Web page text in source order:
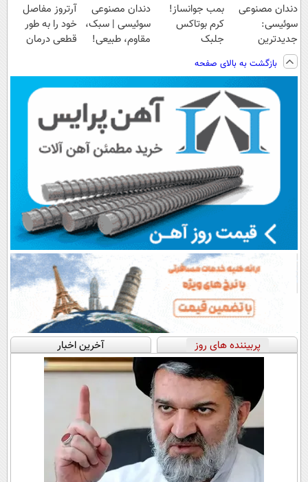
دندان مصنوعی
سوئیسی:
جدیدترین
فناوری اروپا،
سبک و مقاوم |
پرداخت قسطی
بمب جوانساز!
کرم بوتاکس
جلبک
دندان مصنوعی
سوئیسی | سبک،
مقاوم، طبیعی!
اقساطی😍
آرتروز مفاصل
خود را به طور
قطعی درمان
بازگشت به بالای صفحه
پربیننده های روز آخرین اخبار